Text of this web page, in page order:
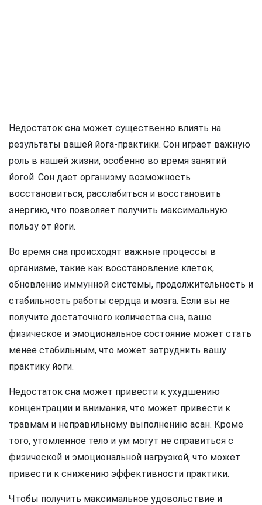
Недостаток сна может существенно влиять на
результаты вашей йога-практики. Сон играет важную
роль в нашей жизни, особенно во время занятий
йогой. Сон дает организму возможность
восстановиться, расслабиться и восстановить
энергию, что позволяет получить максимальную
пользу от йоги.
Во время сна происходят важные процессы в
организме, такие как восстановление клеток,
обновление иммунной системы, продолжительность и
стабильность работы сердца и мозга. Если вы не
получите достаточного количества сна, ваше
физическое и эмоциональное состояние может стать
менее стабильным, что может затруднить вашу
практику йоги.
Недостаток сна может привести к ухудшению
концентрации и внимания, что может привести к
травмам и неправильному выполнению асан. Кроме
того, утомленное тело и ум могут не справиться с
физической и эмоциональной нагрузкой, что может
привести к снижению эффективности практики.
Чтобы получить максимальное удовольствие и